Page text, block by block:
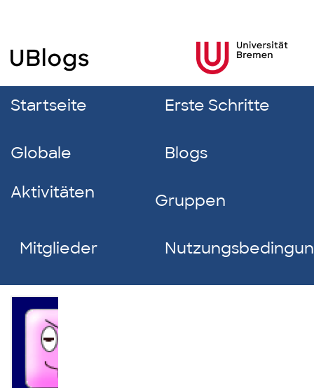
Startseite Erste Schritte
Globale
Aktivitäten
Blogs
Gruppen
Mitglieder